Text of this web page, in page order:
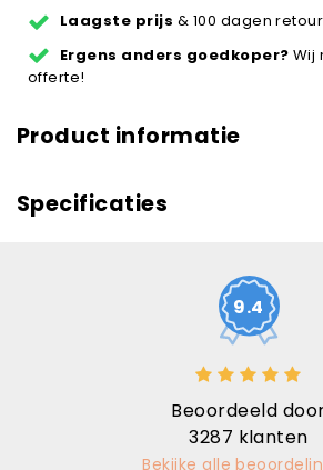
Laagste prijs & 100 dagen
Ergens anders goedkoper? Wij
offerte!
Product informatie
Specificaties
9.4
Beoordeeld
3287 klanten
Bekijke alle